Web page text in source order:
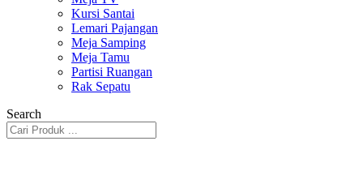
Kursi Santai
Lemari Pajangan
Meja Samping
Meja Tamu
Partisi Ruangan
Rak Sepatu
Search